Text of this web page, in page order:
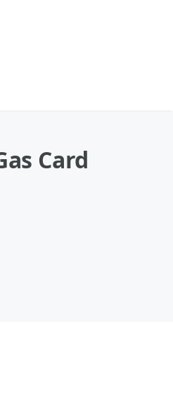
Card